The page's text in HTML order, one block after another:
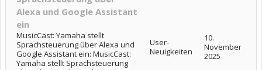
Alexa und Google Assistant
ein
MusicCast: Yamaha stellt
Sprachsteuerung über Alexa und
Google Assistant ein: MusicCast:
Yamaha stellt Sprachsteuerung
User-
Neuigkeiten
10.
November
2025